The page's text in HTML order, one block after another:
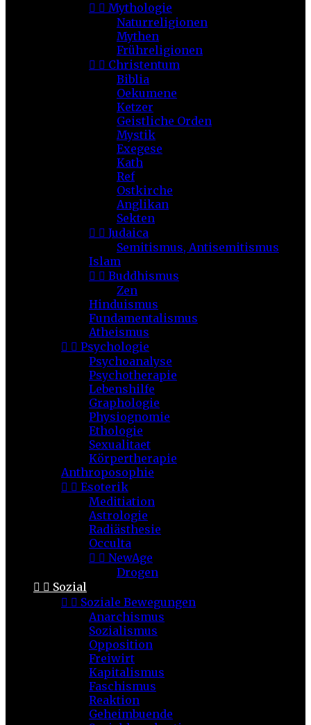
  Mythologie
Naturreligionen
Mythen
Frühreligionen
  Christentum
Biblia
Oekumene
Ketzer
Geistliche Orden
Mystik
Exegese
Kath
Ref
Ostkirche
Anglikan
Sekten
  Judaica
Semitismus, Antisemitismus
Islam
  Buddhismus
Zen
Hinduismus
Fundamentalismus
Atheismus
  Psychologie
Psychoanalyse
Psychotherapie
Lebenshilfe
Graphologie
Physiognomie
Ethologie
Sexualitaet
Körpertherapie
Anthroposophie
  Esoterik
Meditiation
Astrologie
Radiästhesie
Occulta
  NewAge
Drogen
  Sozial
  Soziale Bewegungen
Anarchismus
Sozialismus
Opposition
Freiwirt
Kapitalismus
Faschismus
Reaktion
Geheimbuende